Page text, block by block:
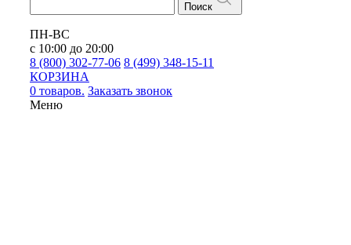
Поиск
ПН-ВС
с 10:00 до 20:00
8 (800) 302-77-06 8 (499) 348-15-11
КОРЗИНА
0 товаров. Заказать звонок
Меню